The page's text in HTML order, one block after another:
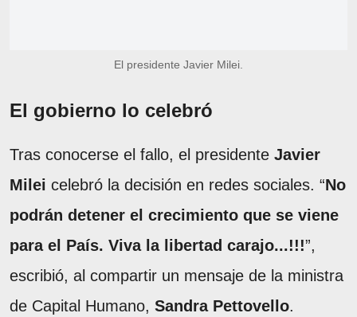
El presidente Javier Milei.
El gobierno lo celebró
Tras conocerse el fallo, el presidente Javier
Milei celebró la decisión en redes sociales. “No
podrán detener el crecimiento que se viene
para el País. Viva la libertad carajo...!!!”,
escribió, al compartir un mensaje de la ministra
de Capital Humano, Sandra Pettovello.